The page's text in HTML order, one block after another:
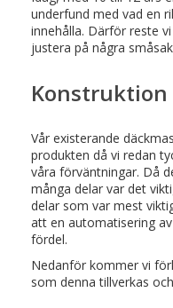
underfund med vad en
innehålla. Därför reste
justera på några
Konstruktion
Vår existerande
produkten då vi redan
våra förväntningar. Då
många delar var det
delar som var mest
att en automatisering
fördel.
Nedanför kommer vi
som denna tillverkas